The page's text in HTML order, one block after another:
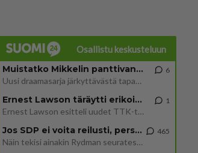
Osallistu keskusteluun
Muistatko Mikkelin panttivankidraaman?
Uusi draamasarja järkyttävästä tapauksesta on tulossa. Tositapahtumiin perustuva sarja ammentaa vuoden 1986 Mikkelin pan
6
Ernest Lawson täräytti erikoisen heiton TTK-lehdistötilaisuudessa: " Onko tässä tarkoituksena...?"
Ernest Lawson esitteli uudet TTK-tähtioppilaat ja opettajat torstaina 6.8. lehdistölle. Tulevalla kaudella on yksi hausk
1
Jos SDP ei voita reilusti, persut kumoavat demokratian Suomesta
Näin tekisi ainakin Rydman seuratessaan idolinsa Trumpin mallia https://www.is.fi/politiikka/art-2000012187244.html
465